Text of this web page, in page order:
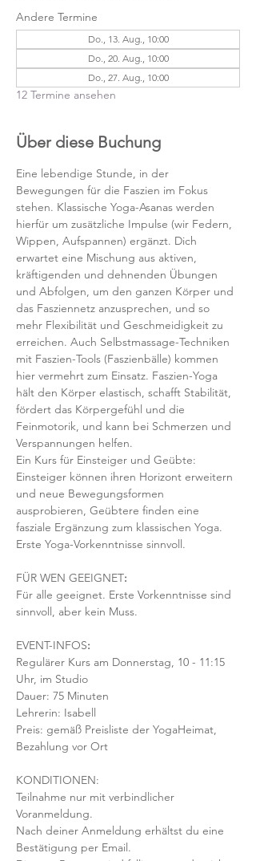
Andere Termine
Do., 13. Aug., 10:00
Do., 20. Aug., 10:00
Do., 27. Aug., 10:00
12 Termine ansehen
Über diese Buchung
Eine lebendige Stunde, in der
Bewegungen für die Faszien im Fokus
stehen. Klassische Yoga-Asanas werden
hierfür um zusätzliche Impulse (wir Federn,
Wippen, Aufspannen) ergänzt. Dich
erwartet eine Mischung aus aktiven,
kräftigenden und dehnenden Übungen
und Abfolgen, um den ganzen Körper und
das Fasziennetz anzusprechen, und so
mehr Flexibilität und Geschmeidigkeit zu
erreichen. Auch Selbstmassage-Techniken
mit Faszien-Tools (Faszienbälle) kommen
hier vermehrt zum Einsatz. Faszien-Yoga
hält den Körper elastisch, schafft Stabilität,
fördert das Körpergefühl und die
Feinmotorik, und kann bei Schmerzen und
Verspannungen helfen.
Ein Kurs für Einsteiger und Geübte:
Einsteiger können ihren Horizont erweitern
und neue Bewegungsformen
ausprobieren, Geübtere finden eine
fasziale Ergänzung zum klassischen Yoga.
Erste Yoga-Vorkenntnisse sinnvoll.
FÜR WEN GEEIGNET:
Für alle geeignet. Erste Vorkenntnisse sind
sinnvoll, aber kein Muss.
EVENT-INFOS:
Regulärer Kurs am Donnerstag, 10 - 11:15
Uhr, im Studio
Dauer: 75 Minuten
Lehrerin: Isabell
Preis: gemäß Preisliste der YogaHeimat,
Bezahlung vor Ort
KONDITIONEN:
Teilnahme nur mit verbindlicher
Voranmeldung.
Nach deiner Anmeldung erhältst du eine
Bestätigung per Email.